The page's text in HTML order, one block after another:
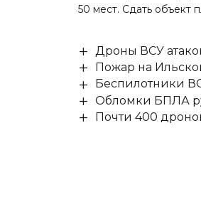
50 мест. Сдать объект
Дроны ВСУ
Пожар на
Беспилотники
Обломки БПЛА
Почти 400